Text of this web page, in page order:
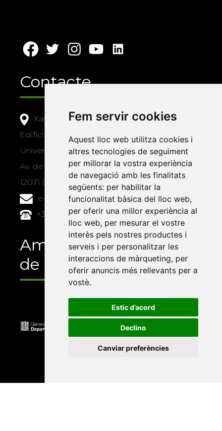
Fem servir cookies
Aquest lloc web utilitza cookies i
altres tecnologies de seguiment
per millorar la vostra experiència
de navegació amb les finalitats
següents: per habilitar la
funcionalitat bàsica del lloc web,
per oferir una millor experiència al
lloc web, per mesurar el vostre
interès pels nostres productes i
serveis i per personalitzar les
interaccions de màrqueting, per
oferir anuncis més rellevants per a
vostè.
Estic d’acord
Declino
Canviar preferències
Contacte
Xarxa Vives d'Universitats
Edifici Àgora
Universitat Jaume I, local 10
Av. de Vicent Sos Baynat, s/n
12071 Castelló de la Plana
e-buc@vives.org
+34 964 72 89 93
Amb el suport
de